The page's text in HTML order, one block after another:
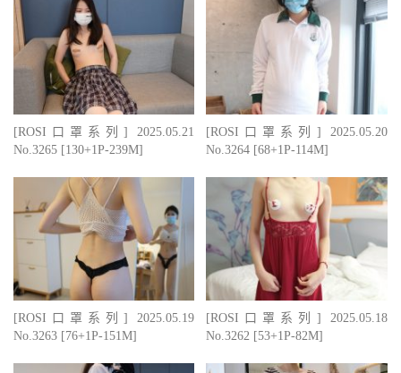
[ROSI口罩系列] 2025.05.21
No.3265 [130+1P-239M]
[ROSI口罩系列] 2025.05.20
No.3264 [68+1P-114M]
[ROSI口罩系列] 2025.05.19
No.3263 [76+1P-151M]
[ROSI口罩系列] 2025.05.18
No.3262 [53+1P-82M]